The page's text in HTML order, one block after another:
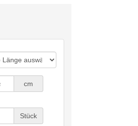
cm
Stück